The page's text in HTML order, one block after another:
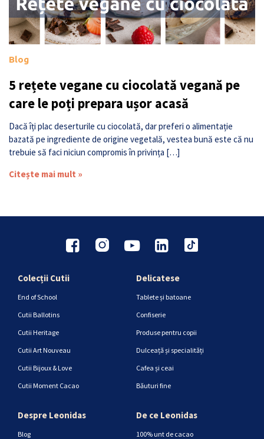
Blog
5 rețete vegane cu ciocolată vegană pe
care le poți prepara ușor acasă
Dacă îți plac deserturile cu ciocolată, dar preferi o alimentație
bazată pe ingrediente de origine vegetală, vestea bună este că nu
trebuie să faci niciun compromis în privința […]
Citește mai mult »
Colecții Cutii
End of School
Cutii Ballotins
Cutii Heritage
Cutii Art Nouveau
Cutii Bijoux & Love
Cutii Moment Cacao
Delicatese
Tablete și batoane
Confiserie
Produse pentru copii
Dulceață și specialități
Cafea și ceai
Băuturi fine
Despre Leonidas
Blog
De ce Leonidas
100% unt de cacao